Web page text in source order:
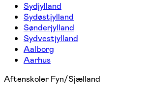
Sydjylland
Sydøstjylland
Sønderjylland
Sydvestjylland
Aalborg
Aarhus
Aftenskoler Fyn/Sjælland